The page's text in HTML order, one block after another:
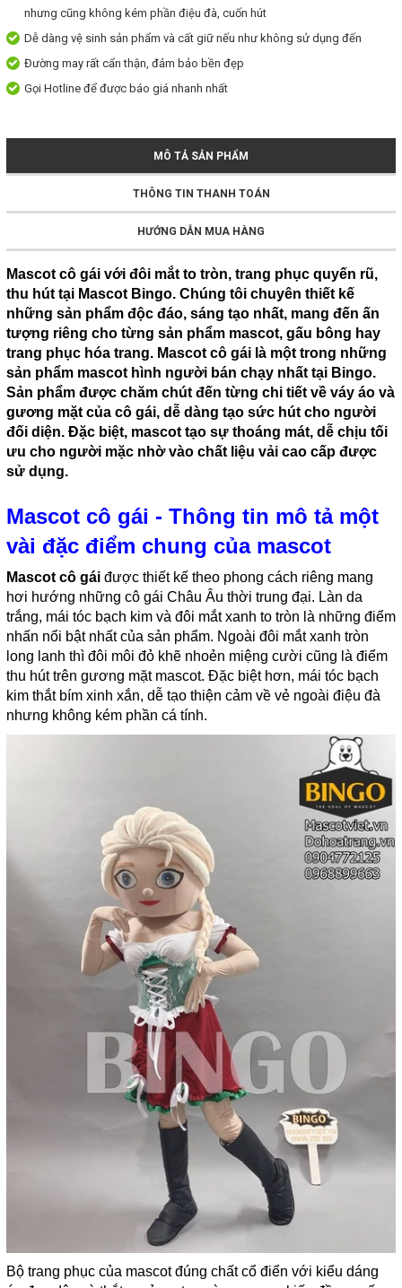
nhưng cũng không kém phần điệu đà, cuốn hút
Dễ dàng vệ sinh sản phẩm và cất giữ nếu như không sử dụng đến
Đường may rất cẩn thận, đảm bảo bền đẹp
Gọi Hotline để được báo giá nhanh nhất
MÔ TẢ SẢN PHẨM
THÔNG TIN THANH TOÁN
HƯỚNG DẪN MUA HÀNG
Mascot cô gái với đôi mắt to tròn, trang phục quyến rũ,
thu hút tại Mascot Bingo. Chúng tôi chuyên thiết kế
những sản phẩm độc đáo, sáng tạo nhất, mang đến ấn
tượng riêng cho từng sản phẩm mascot, gấu bông hay
trang phục hóa trang. Mascot cô gái là một trong những
sản phẩm mascot hình người bán chạy nhất tại Bingo.
Sản phẩm được chăm chút đến từng chi tiết về váy áo và
gương mặt của cô gái, dễ dàng tạo sức hút cho người
đối diện. Đặc biệt, mascot tạo sự thoáng mát, dễ chịu tối
ưu cho người mặc nhờ vào chất liệu vải cao cấp được
sử dụng.
Mascot cô gái - Thông tin mô tả một
vài đặc điểm chung của mascot
Mascot cô gái được thiết kế theo phong cách riêng mang
hơi hướng những cô gái Châu Âu thời trung đại. Làn da
trắng, mái tóc bạch kim và đôi mắt xanh to tròn là những điểm
nhấn nổi bật nhất của sản phẩm. Ngoài đôi mắt xanh tròn
long lanh thì đôi môi đỏ khẽ nhoẻn miệng cười cũng là điểm
thu hút trên gương mặt mascot. Đặc biệt hơn, mái tóc bạch
kim thắt bím xinh xắn, dễ tạo thiện cảm về vẻ ngoài điệu đà
nhưng không kém phần cá tính.
Bộ trang phục của mascot đúng chất cổ điển với kiểu dáng